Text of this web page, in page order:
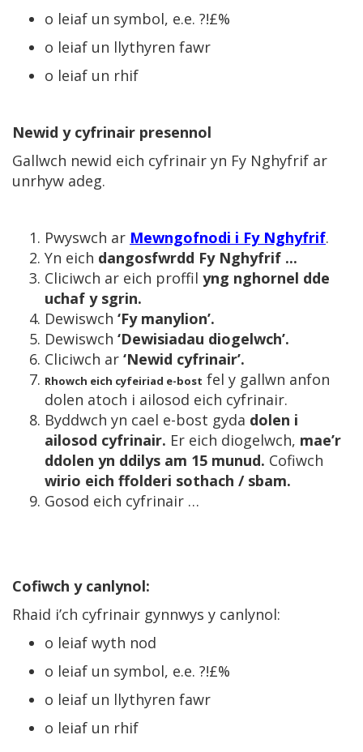
o leiaf un symbol, e.e. ?!£%
o leiaf un llythyren fawr
o leiaf un rhif
Newid y cyfrinair presennol
Gallwch newid eich cyfrinair yn Fy Nghyfrif ar
unrhyw adeg.
Pwyswch ar Mewngofnodi i Fy Nghyfrif.
Yn eich dangosfwrdd Fy Nghyfrif ...
Cliciwch ar eich proffil yng nghornel dde
uchaf y sgrin.
Dewiswch ‘Fy manylion’.
Dewiswch ‘Dewisiadau diogelwch’.
Cliciwch ar ‘Newid cyfrinair’.
Rhowch eich cyfeiriad e-bost fel y gallwn anfon
dolen atoch i ailosod eich cyfrinair.
Byddwch yn cael e-bost gyda dolen i
ailosod cyfrinair. Er eich diogelwch, mae’r
ddolen yn ddilys am 15 munud. Cofiwch
wirio eich ffolderi sothach / sbam.
Gosod eich cyfrinair …
Cofiwch y canlynol:
Rhaid i’ch cyfrinair gynnwys y canlynol:
o leiaf wyth nod
o leiaf un symbol, e.e. ?!£%
o leiaf un llythyren fawr
o leiaf un rhif